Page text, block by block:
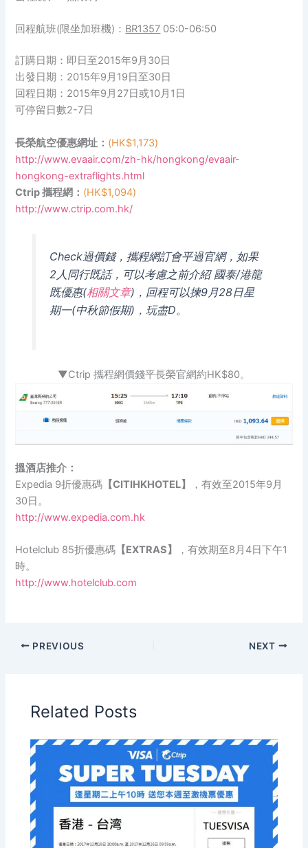
回程航班(限坐加班機)： BR1357 05:0-06:50
訂購日期：即日至2015年9月30日
出發日期：2015年9月19日至30日
回程日期：2015年9月27日或10月1日
可停留日數2-7日
長榮航空優惠網址： (HK$1,173)
http://www.evaair.com/zh-hk/hongkong/evaair-
hongkong-extraflights.html
Ctrip 攜程網： (HK$1,094)
http://www.ctrip.com.hk/
Check過價錢，攜程網訂會平過官網，如果
2人同行既話，可以考慮之前介紹 國泰/港龍
既優惠(相關文章)，回程可以揀9月28日星
期一(中秋節假期)，玩盡D。
▼Ctrip 攜程網價錢平長榮官網約HK$80。
搵酒店推介：
Expedia 9折優惠碼 【CITIHKHOTEL】
，有效至2015年9月
30日。
http://www.expedia.com.hk
Hotelclub 85折優惠碼 【EXTRAS】
，有效期至8月4日下午1
時。
http://www.hotelclub.com
PREVIOUS NEXT
Related Posts